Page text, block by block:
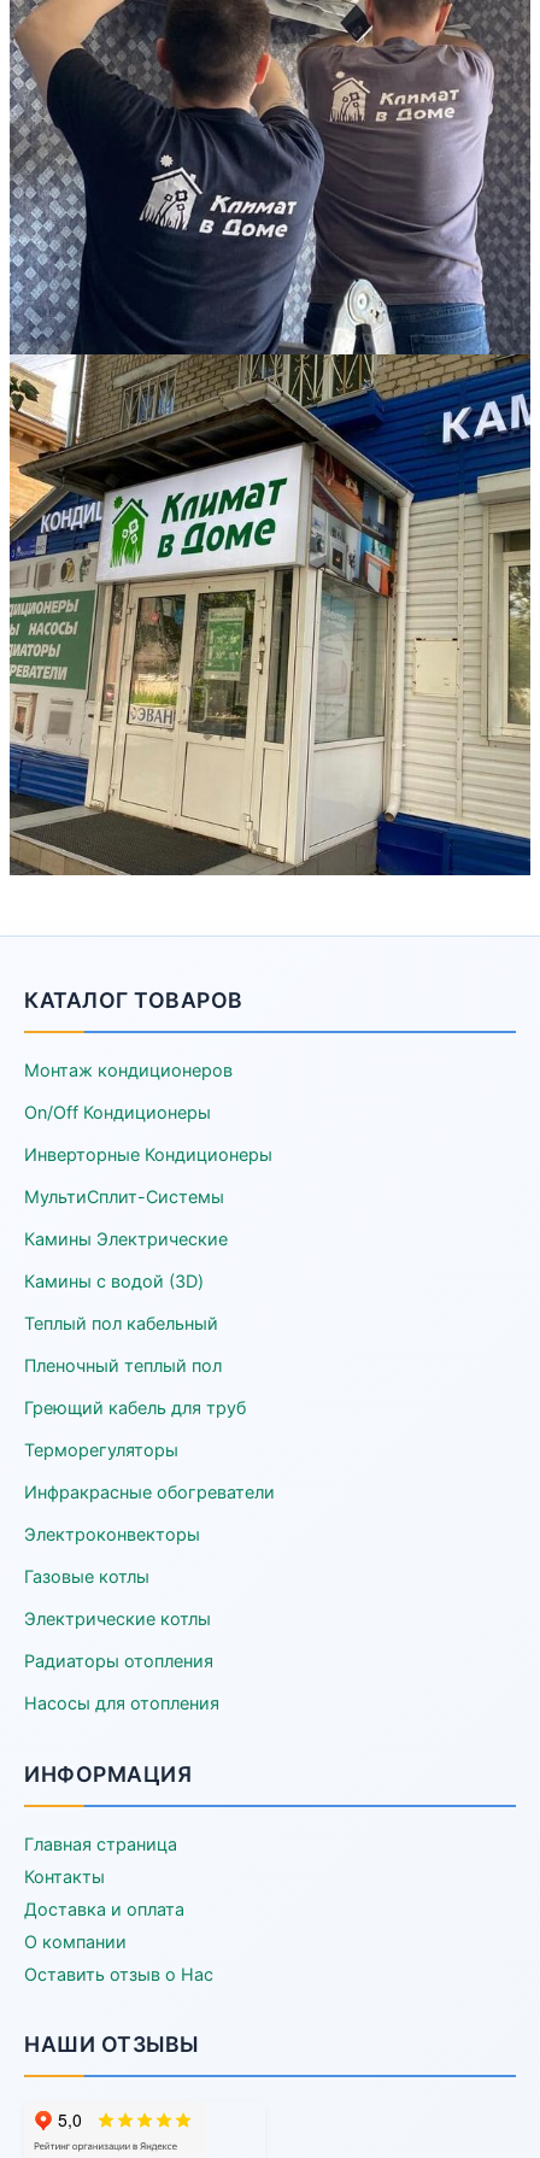
КАТАЛОГ ТОВАРОВ
Монтаж кондиционеров
On/Off Кондиционеры
Инверторные Кондиционеры
МультиСплит-Системы
Камины Электрические
Камины с водой (3D)
Теплый пол кабельный
Пленочный теплый пол
Греющий кабель для труб
Терморегуляторы
Инфракрасные обогреватели
Электроконвекторы
Газовые котлы
Электрические котлы
Радиаторы отопления
Насосы для отопления
ИНФОРМАЦИЯ
Главная страница
Контакты
Доставка и оплата
О компании
Оставить отзыв о Нас
НАШИ ОТЗЫВЫ